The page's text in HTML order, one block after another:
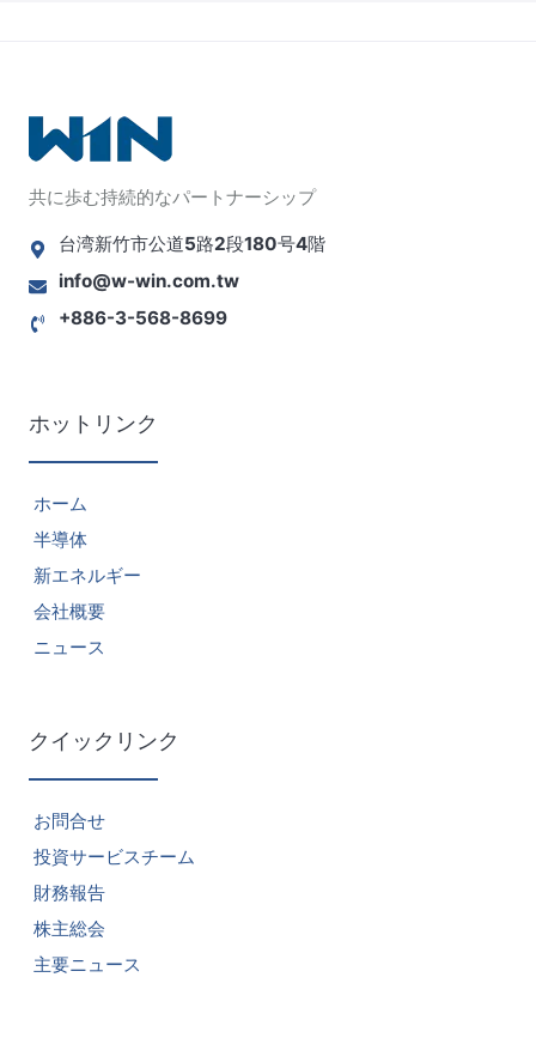
共に歩む持続的なパートナーシップ
台湾新竹市公道5路2段180号4階
info@w-win.com.tw
+886-3-568-8699
ホットリンク
ホーム
半導体
新エネルギー
会社概要
ニュース
クイックリンク
お問合せ
投資サービスチーム
財務報告
株主総会
主要ニュース